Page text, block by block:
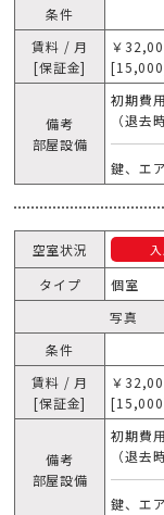
条件
賃料 / 月
[保証金]
￥
備考
部屋設備
初期費
（退去
鍵、エ
空室状況
タイプ
個室
写真
条件
賃料 / 月
[保証金]
￥
備考
部屋設備
初期費
（退去
鍵、エ